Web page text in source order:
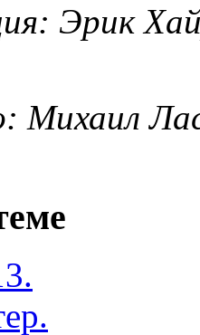
Эрик
Михаил